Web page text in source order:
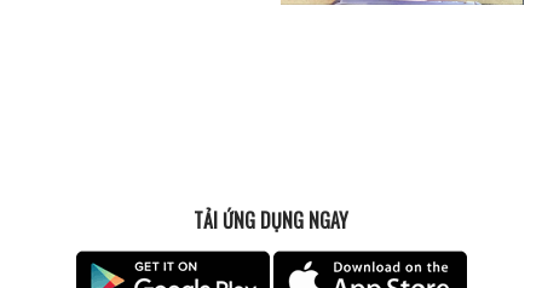
TẢI ỨNG DỤNG NGAY